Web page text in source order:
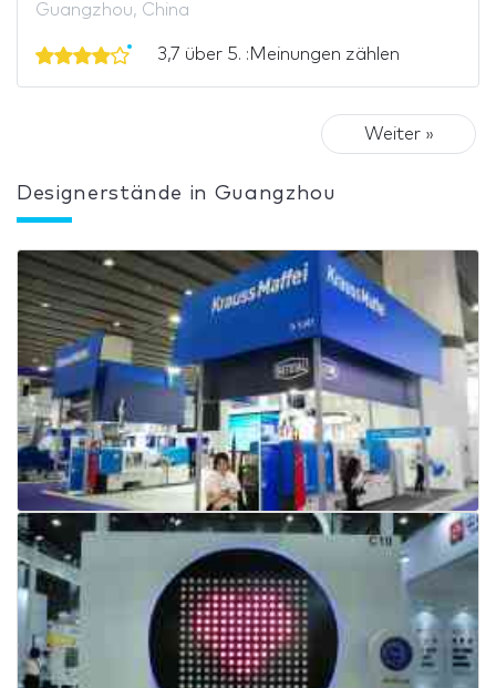
Guangzhou, China
3,7 über 5. :Meinungen zählen
Weiter »
Designerstände in Guangzhou